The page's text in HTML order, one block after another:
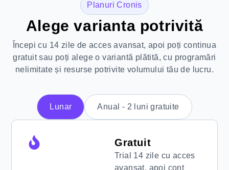
Planuri Cronis
Alege varianta potrivită
Începi cu 14 zile de acces avansat, apoi poți continua
gratuit sau poți alege o variantă plătită, cu programări
nelimitate și resurse potrivite volumului tău de lucru.
Lunar Anual - 2 luni gratuite
Gratuit
Trial 14 zile cu acces
avansat, apoi cont